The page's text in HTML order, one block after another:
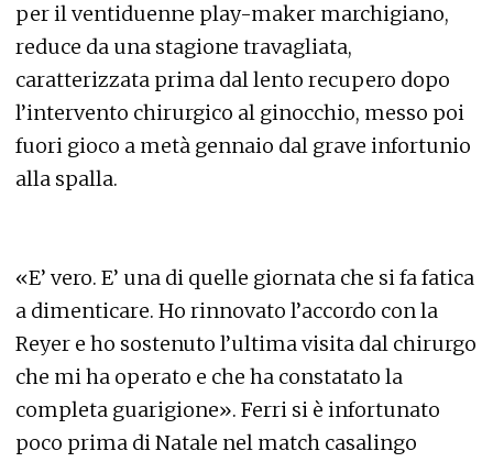
per il ventiduenne play-maker marchigiano,
reduce da una stagione travagliata,
caratterizzata prima dal lento recupero dopo
l’intervento chirurgico al ginocchio, messo poi
fuori gioco a metà gennaio dal grave infortunio
alla spalla.
«E’ vero. E’ una di quelle giornata che si fa fatica
a dimenticare. Ho rinnovato l’accordo con la
Reyer e ho sostenuto l’ultima visita dal chirurgo
che mi ha operato e che ha constatato la
completa guarigione». Ferri si è infortunato
poco prima di Natale nel match casalingo